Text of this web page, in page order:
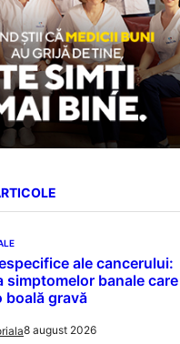
ale cancerului:
simptomelor banale
boală gravă
8 august 2026